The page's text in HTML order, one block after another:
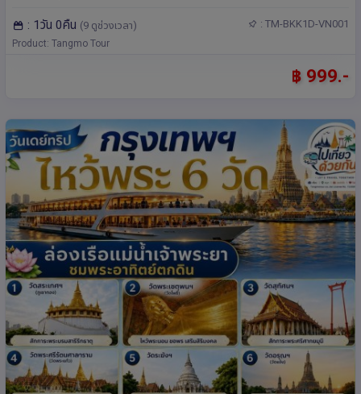
: 1วัน 0คืน (9 ดูช่วงเวลา) : TM-BKK1D-VN001
Product: Tangmo Tour
฿ 999.-